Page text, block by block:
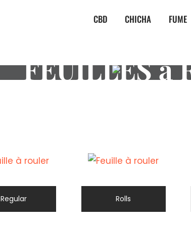
CBD CHICHA FUME
FEUILLES à
Regular Rolls